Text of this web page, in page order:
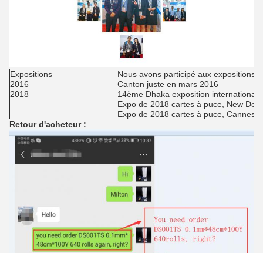
Expositions
Nous avons participé aux expositions
2016
Canton juste en mars 2016
2018
14ème Dhaka exposition
Expo de 2018 cartes à puce, New
Expo de 2018 cartes à puce, Cannes,
Retour d'acheteur :